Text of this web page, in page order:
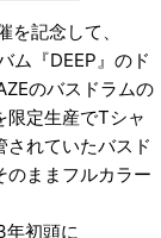
記念して、
ム『DEEP』のド
のバスドラムの
限定生産でTシャ
されていたバスド
のままフルカラー
年初頭に